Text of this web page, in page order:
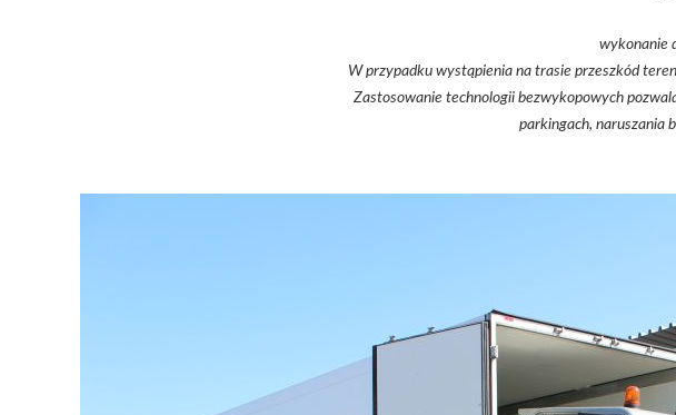
wykonanie
W przypadku wystąpienia na trasie przeszkód
Zastosowanie technologii bezwykopowych
parkingach, naruszania